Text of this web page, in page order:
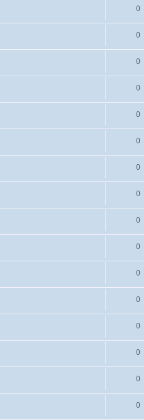
0
0
0
0
0
0
0
0
0
0
0
0
0
0
0
0